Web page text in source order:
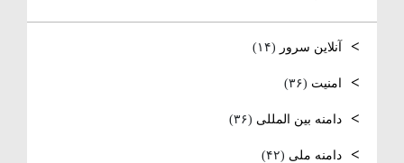
آنلاین سرور (۱۴)
امنیت (۳۶)
دامنه بین المللی (۳۶)
دامنه ملی (۴۲)